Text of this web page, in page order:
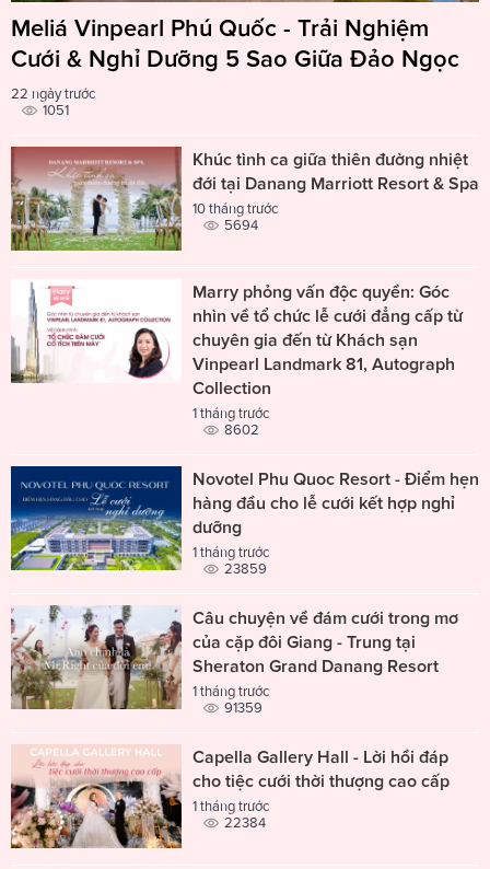
Meliá Vinpearl Phú Quốc - Trải Nghiệm
Cưới & Nghỉ Dưỡng 5 Sao Giữa Đảo Ngọc
22 ngày trước
1051
Khúc tình ca giữa thiên đường nhiệt
đới tại Danang Marriott Resort & Spa
10 tháng trước
5694
Marry phỏng vấn độc quyền: Góc
nhìn về tổ chức lễ cưới đẳng cấp từ
chuyên gia đến từ Khách sạn
Vinpearl Landmark 81, Autograph
Collection
1 tháng trước
8602
Novotel Phu Quoc Resort - Điểm hẹn
hàng đầu cho lễ cưới kết hợp nghỉ
dưỡng
1 tháng trước
23859
Câu chuyện về đám cưới trong mơ
của cặp đôi Giang - Trung tại
Sheraton Grand Danang Resort
1 tháng trước
91359
Capella Gallery Hall - Lời hồi đáp
cho tiệc cưới thời thượng cao cấp
1 tháng trước
22384